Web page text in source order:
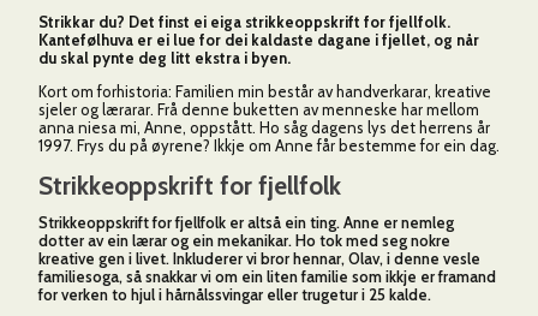
145
6
2
Strikkar du? Det finst ei eiga strikkeoppskrift for fjellfolk.
Kantefølhuva er ei lue for dei kaldaste dagane i fjellet, og når
du skal pynte deg litt ekstra i byen.
Kort om forhistoria: Familien min består av handverkarar, kreative
sjeler og lærarar. Frå denne buketten av menneske har mellom
anna niesa mi, Anne, oppstått. Ho såg dagens lys det herrens år
1997. Frys du på øyrene? Ikkje om Anne får bestemme for ein dag.
Strikkeoppskrift for fjellfolk
Strikkeoppskrift for fjellfolk er altså ein ting. Anne er nemleg
dotter av ein lærar og ein mekanikar. Ho tok med seg nokre
kreative gen i livet. Inkluderer vi bror hennar, Olav, i denne vesle
familiesoga, så snakkar vi om ein liten familie som ikkje er framand
for verken to hjul i hårnålssvingar eller trugetur i 25 kalde.